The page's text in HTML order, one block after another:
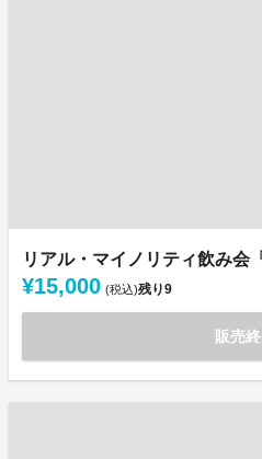
リアル・マイノリティ飲み会
¥15,000 (税込)残り9
販売